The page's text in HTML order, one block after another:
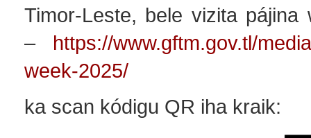
Timor-Leste, bele vizita pájina
– https://www.gftm.gov.tl/
week-2025/
ka scan kódigu QR iha kraik: